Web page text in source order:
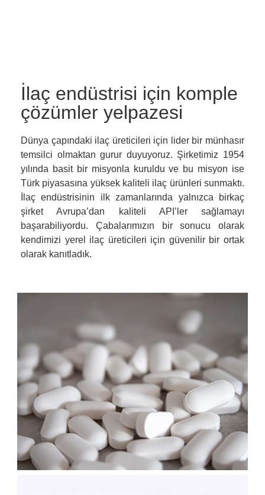
İlaç endüstrisi için komple
çözümler yelpazesi
Dünya çapındaki ilaç üreticileri için lider bir münhasır
temsilci olmaktan gurur duyuyoruz. Şirketimiz 1954
yılında basit bir misyonla kuruldu ve bu misyon ise
Türk piyasasına yüksek kaliteli ilaç ürünleri sunmaktı.
İlaç endüstrisinin ilk zamanlarında yalnızca birkaç
şirket Avrupa’dan kaliteli API’ler sağlamayı
başarabiliyordu. Çabalarımızın bir sonucu olarak
kendimizi yerel ilaç üreticileri için güvenilir bir ortak
olarak kanıtladık.